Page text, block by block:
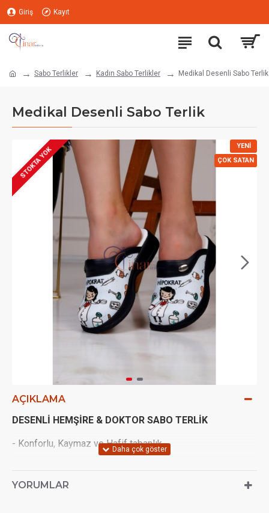
Giriş Kayıt
Sabo Terlikler Kadın Sabo Terlikler Medikal Desenli Sabo Terlik
Medikal Desenli Sabo Terlik
YENI
ÇOK SATAN
STOKTA YOK
AÇIKLAMA
DESENLİ HEMŞİRE & DOKTOR SABO TERLİK
- Konforlu, Kaymaz ve Hafif tabanlık.
- Uzun süre ayakta kalmaya uygunluk.
YORUMLAR